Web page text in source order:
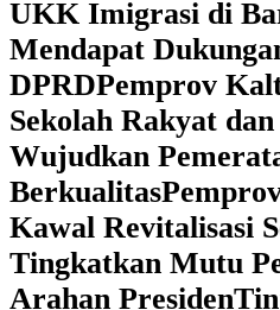
UKK Imigrasi di
Mendapat
DPRD‎Pemprov
Sekolah Rakyat
Wujudkan
Berkualitas
Kawal Revitalisasi
Tingkatkan Mutu
Arahan Presiden